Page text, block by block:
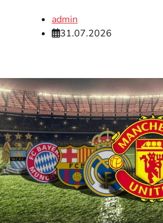
admin
31.07.2026